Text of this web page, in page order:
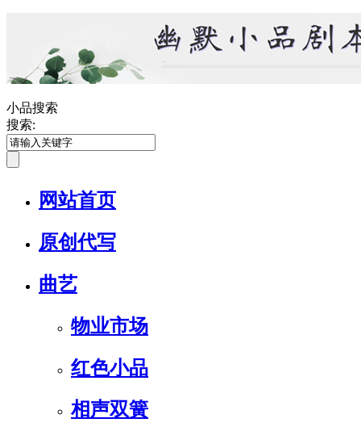
小品搜索
搜索:
网站首页
原创代写
曲艺
物业市场
红色小品
相声双簧